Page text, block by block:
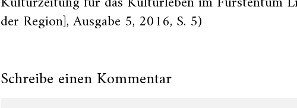
der Region], Ausgabe 5, 2016, S. 5)
Schreibe einen Kommentar